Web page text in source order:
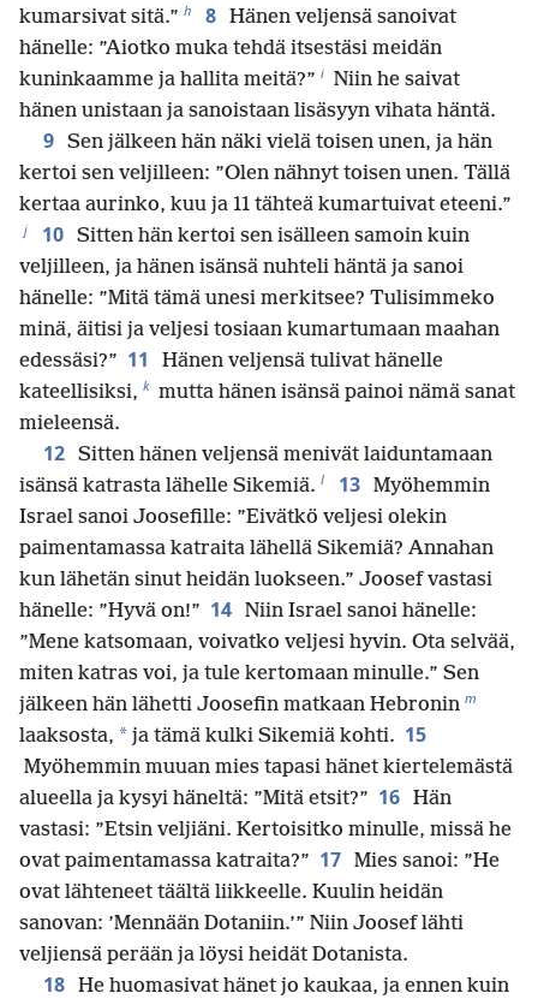
kumarsivat sitä.” h 8 Hänen veljensä sanoivat
hänelle: ”Aiotko muka tehdä itsestäsi meidän
kuninkaamme ja hallita meitä?” i Niin he saivat
hänen unistaan ja sanoistaan lisäsyyn vihata häntä.
9 Sen jälkeen hän näki vielä toisen unen, ja hän
kertoi sen veljilleen: ”Olen nähnyt toisen unen. Tällä
kertaa aurinko, kuu ja 11 tähteä kumartuivat eteeni.”
j 10 Sitten hän kertoi sen isälleen samoin kuin
veljilleen, ja hänen isänsä nuhteli häntä ja sanoi
hänelle: ”Mitä tämä unesi merkitsee? Tulisimmeko
minä, äitisi ja veljesi tosiaan kumartumaan maahan
edessäsi?” 11
Hänen veljensä tulivat hänelle
kateellisiksi, k mutta hänen isänsä painoi nämä sanat
mieleensä.
12 Sitten hänen veljensä menivät laiduntamaan
isänsä katrasta lähelle Sikemiä. l 13 Myöhemmin
Israel sanoi Joosefille: ”Eivätkö veljesi olekin
paimentamassa katraita lähellä Sikemiä? Annahan
kun lähetän sinut heidän luokseen.” Joosef vastasi
hänelle: ”Hyvä on!” 14 Niin Israel sanoi hänelle:
”Mene katsomaan, voivatko veljesi hyvin. Ota selvää,
miten katras voi, ja tule kertomaan minulle.” Sen
jälkeen hän lähetti Joosefin matkaan Hebronin m
laaksosta, * ja tämä kulki Sikemiä kohti. 15
Myöhemmin muuan mies tapasi hänet kiertelemästä
alueella ja kysyi häneltä: ”Mitä etsit?” 16 Hän
vastasi: ”Etsin veljiäni. Kertoisitko minulle, missä he
ovat paimentamassa katraita?” 17 Mies sanoi: ”He
ovat lähteneet täältä liikkeelle. Kuulin heidän
sanovan: ’Mennään Dotaniin.’” Niin Joosef lähti
veljiensä perään ja löysi heidät Dotanista.
18 He huomasivat hänet jo kaukaa, ja ennen kuin